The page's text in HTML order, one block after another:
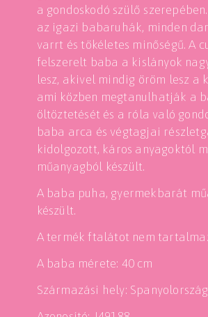
a gondoskodó szülő
az igazi babaruhák, minden
varrt és tökéletes minőségű. A
felszerelt baba a kislányok
lesz, akivel mindig öröm lesz a
ami közben megtanulhatják a
öltöztetését és a róla való
baba arca és végtagjai
kidolgozott, káros anyagoktól
műanyagból készült.
A baba puha, gyermekbarát
készült.
A termék ftalátot nem
A baba mérete: 40 cm
Származási hely: Spanyolország